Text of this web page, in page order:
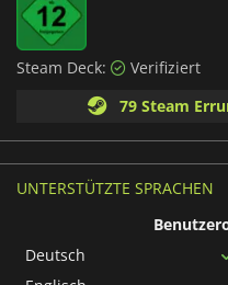
Steam Deck:
Verifiziert
79 Steam
UNTERSTÜTZTE SPRACHEN
Deutsch